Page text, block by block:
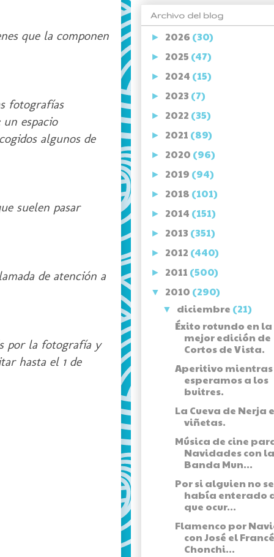
que la componen
fotografías
espacio
algunos de
suelen pasar
de atención a
por la fotografía y
hasta el 1 de
Archivo del blog
► 2026 (30)
► 2025 (47)
► 2024 (15)
► 2023 (7)
► 2022 (35)
► 2021 (89)
► 2020 (96)
► 2019 (94)
► 2018 (101)
► 2014 (151)
► 2013 (351)
► 2012 (440)
► 2011 (500)
▼ 2010 (290)
▼ diciembre (21)
Éxito rotundo en la
mejor edición de
Cortos de Vista.
Aperitivo mientras
esperamos a los
buitres.
La Cueva de Nerja
viñetas.
Música de cine
Navidades con la
Banda Mun...
Por si alguien no se
había enterado
que ocur...
Flamenco por
con José el
Chonchi...